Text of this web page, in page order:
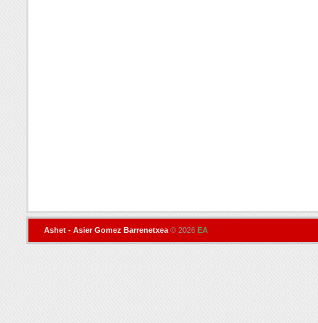
Ashet - Asier Gomez Barrenetxea © 2026 EA